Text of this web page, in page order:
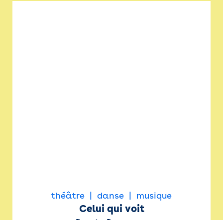
théâtre danse musique
Celui qui voit